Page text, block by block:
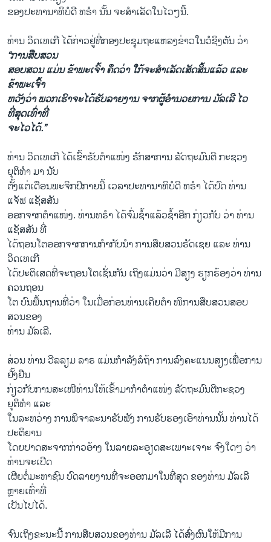
ຂອງປະທານາທິບໍດີ ທຣຳ ນັ້ນ ຈະສຳເລັດໃນໄວໆນີ້.
ທ່ານ ວິດເທເກີ ໄດ້ກ່າວຢູ່ທີ່ກອງປະຊຸມຖະແຫລງຂ່າວໃນວໍຊິງຕັນ ວ່າ
“ການສືບສວນ
ສອບສວນ ແມ່ນ ຂ້າພະເຈົ້າ ຄຶດວ່າ ໃກ້ຈະສຳເລັດເສັດສິ້ນແລ້ວ ແລະ
ຂ້າພະເຈົ້າ
ຫວັງວ່າ ພວກເຮົາຈະໄດ້ຮັບລາຍງານ ຈາກຜູ້ອຳນວຍການ ມັລເລີ ໄວ
ທີ່ສຸດເທົ່າທີ່
ຈະໄວໄດ້.”
ທ່ານ ວິດເທເກີ ໄດ້ເຂົ້າຮັບຕຳແໜ່ງ ຮັກສາການ ລັດຖະມົນຕີ ກະຊວງ
ຍຸຕິທຳ ມາ ນັບ
ຕັ້ງແຕ່ເດືອນພະຈິກປີກາຍນີ້ ເວລາປະທານາທິບໍດີ ທຣຳ ໄດ້ປົດ ທ່ານ
ແຈັຟ ແຊັສສັນ
ອອກຈາກຕຳແໜ່ງ. ທ່ານທຣຳ ໄດ້ຈົ່ມຊ້ຳແລ້ວຊ້ຳອີກ ກ່ຽວກັບ ວ່າ ທ່ານ
ແຊັສສັນ ທີ່​
ໄດ້ຖອນ​ໂຕ​ອອກຈາກການກຳກັບນຳ ການສືບສວນຣັດເຊຍ ແລະ ທ່ານ
ວິດເທເກີ
ໄດ້ປະຕິເສດທີ່ຈະຖອນໂຕເຊັ່ນກັນ ເຖິງແມ່ນວ່າ ມີສຽງ ຮຽກຮ້ອງວ່າ ທ່ານ
ຄວນຖອນ
ໂຕ ບົນພື້ນຖານທີ່ວ່າ ໃນເມື່ອກ່ອນທ່ານເຄີຍຕຳ ໜິການສືບສວນສອບ
ສວນຂອງ
ທ່ານ ມັລເລີ.
ສ່ວນ ທ່ານ ວີລລຽມ ລາຣ ແມ່ນກຳລັງລໍຖ້າ ການລົງຄະແນນສຽງເພື່ອການ
ຢັ້ງຢືນ
ກ່ຽວກັບການສະເໜີທ່ານໃຫ້ເຂົ້າມາກຳຕຳແໜ່ງ ລັດຖະມົນຕີກະຊວງ
ຍຸຕິທຳ ແລະ
ໃນລະຫວ່າງ ການພິຈາລະນາຮັບຟັງ ການຮັບຮອງເອົາທ່ານນັ້ນ ທ່ານໄດ້
ປະຕິຍານ
ໂດຍປາດສະຈາກກ່າວອ້າງ ໃນລາຍລະອຽດສະເພາະເຈາະ ຈົງໃດໆ ວ່າ
ທ່ານຈະເປີດ
ເຜີຍຕໍ່ມະຫາຊົນ ບົດລາຍງານທີ່ຈະອອກມາໃນທີ່ສຸດ ຂອງທ່ານ ມັລເລີ
ຫຼາຍເທົ່າທີ່
ເປັນໄປໄດ້.
ຈົນເຖິງຂະນະນີ້ ການສືບສວນຂອງທ່ານ ມັລເລີ ໄດ້ສົ່ງຜົນໃຫ້ມີການ